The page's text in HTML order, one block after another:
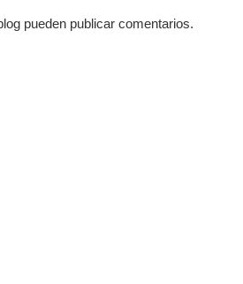
pueden publicar comentarios.